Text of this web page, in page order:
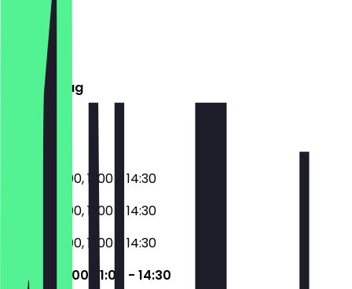
Montag
Dienstag
Mittwoch
Donnerstag
Freitag
Samstag
17:00 - 23:00, 11:00 - 14:30
17:00 - 23:00, 11:00 - 14:30
17:00 - 23:00, 11:00 - 14:30
17:00 - 23:00, 11:00 - 14:30